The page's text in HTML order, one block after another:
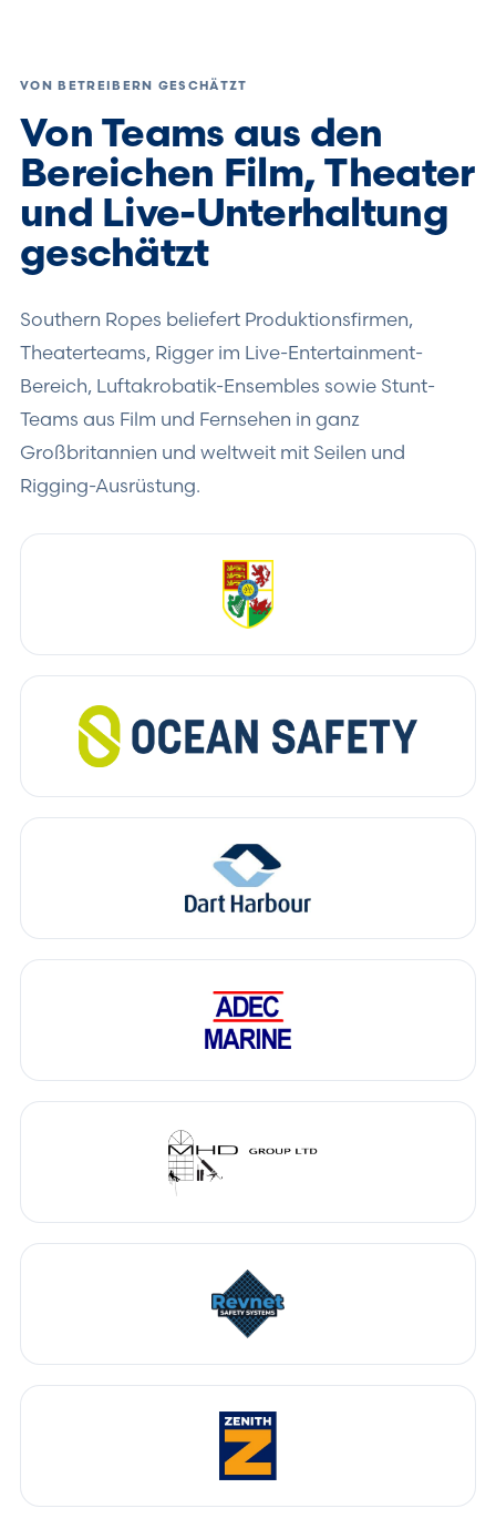
VON BETREIBERN GESCHÄTZT
Von Teams aus den
Bereichen Film, Theater
und Live-Unterhaltung
geschätzt
Southern Ropes beliefert Produktionsfirmen,
Theaterteams, Rigger im Live-Entertainment-
Bereich, Luftakrobatik-Ensembles sowie Stunt-
Teams aus Film und Fernsehen in ganz
Großbritannien und weltweit mit Seilen und
Rigging-Ausrüstung.